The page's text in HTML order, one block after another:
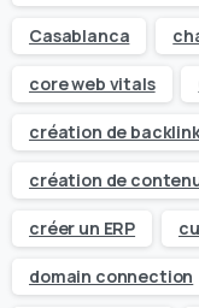
Casablanca
core web vitals
création de
création de
créer un ERP
domain connection